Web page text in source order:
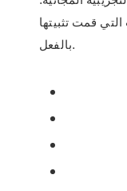
قمت تثبيتها
بالفعل.